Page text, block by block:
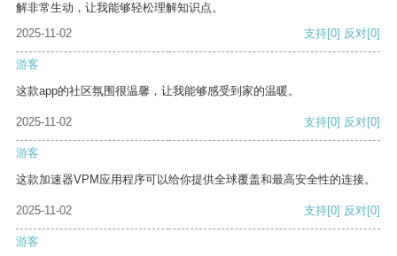
解非常生动，让我能够轻松理解知识点。
2025-11-02
支持[0] 反对[0]
游客
这款app的社区氛围很温馨，让我能够感受到家的温暖。
2025-11-02 支持[0] 反对[0]
游客
这款加速器VPM应用程序可以给你提供全球覆盖和最高安全性的连接。
2025-11-02 支持[0] 反对[0]
游客